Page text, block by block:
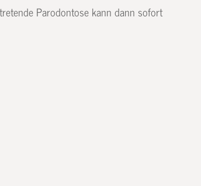
Parodontose kann dann sofort